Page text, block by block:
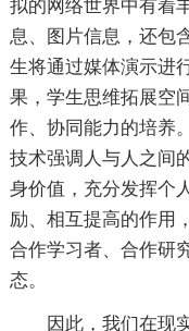
拟的网络世界中有着
息、图片信息，还包
生将通过媒体演示进
果，学生思维拓展空
作、协同能力的培养
技术强调人与人之间
身价值，充分发挥个
励、相互提高的作用
合作学习者、合作研
态。
因此，我们在现